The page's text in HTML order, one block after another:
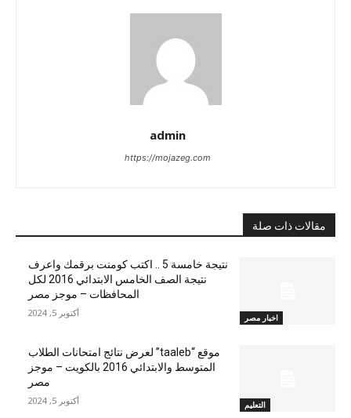
admin
https://mojazeg.com
مقالات ذات صلة
اخبار مصر
نتيجة خامسة 5 .. اكتب كومنت برقمك واعرف
نتيجة الصف الخامس الابتدائي 2016 لكل
المحافظات – موجز مصر
أكتوبر 5, 2024
التعليم
موقع “taaleb” لعرض نتائج امتحانات الطلاب
المتوسط والابتدائي 2016 بالكويت – موجز
مصر
أكتوبر 5, 2024